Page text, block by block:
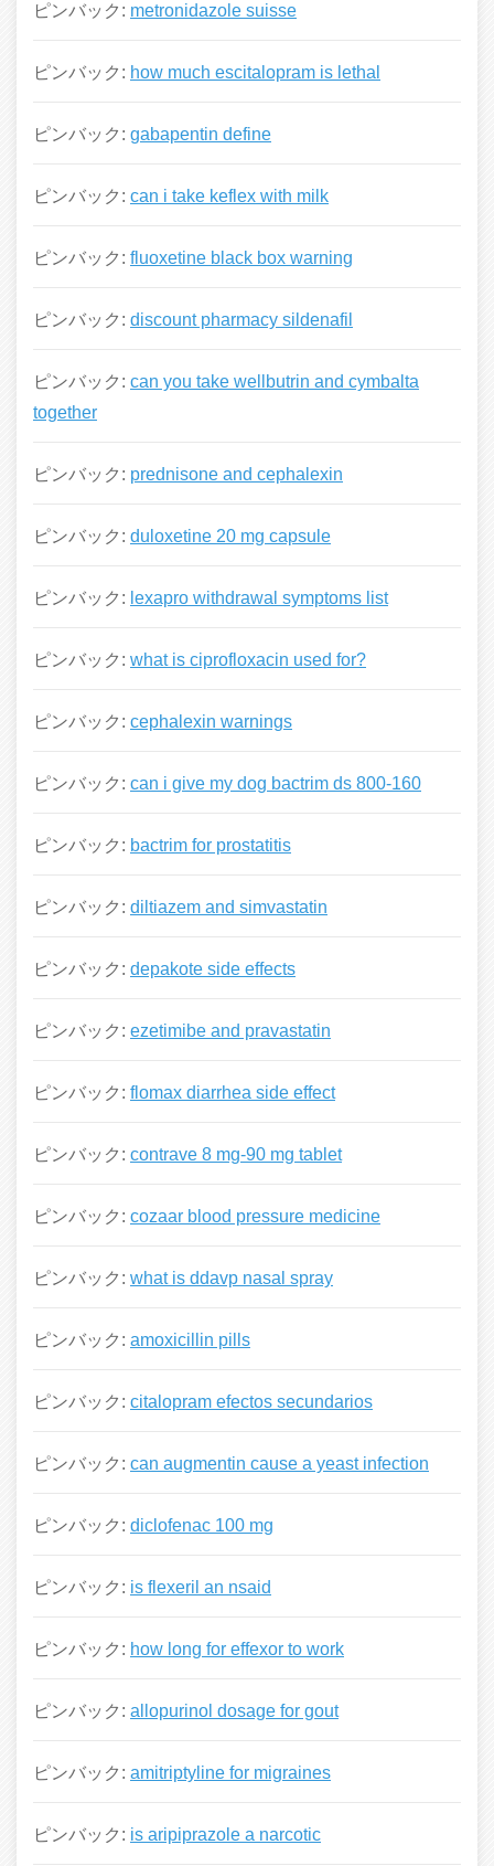
ピンバック: metronidazole suisse
ピンバック: how much escitalopram is lethal
ピンバック: gabapentin define
ピンバック: can i take keflex with milk
ピンバック: fluoxetine black box warning
ピンバック: discount pharmacy sildenafil
ピンバック: can you take wellbutrin and cymbalta
together
ピンバック: prednisone and cephalexin
ピンバック: duloxetine 20 mg capsule
ピンバック: lexapro withdrawal symptoms list
ピンバック: what is ciprofloxacin used for?
ピンバック: cephalexin warnings
ピンバック: can i give my dog bactrim ds 800-160
ピンバック: bactrim for prostatitis
ピンバック: diltiazem and simvastatin
ピンバック: depakote side effects
ピンバック: ezetimibe and pravastatin
ピンバック: flomax diarrhea side effect
ピンバック: contrave 8 mg-90 mg tablet
ピンバック: cozaar blood pressure medicine
ピンバック: what is ddavp nasal spray
ピンバック: amoxicillin pills
ピンバック: citalopram efectos secundarios
ピンバック: can augmentin cause a yeast infection
ピンバック: diclofenac 100 mg
ピンバック: is flexeril an nsaid
ピンバック: how long for effexor to work
ピンバック: allopurinol dosage for gout
ピンバック: amitriptyline for migraines
ピンバック: is aripiprazole a narcotic